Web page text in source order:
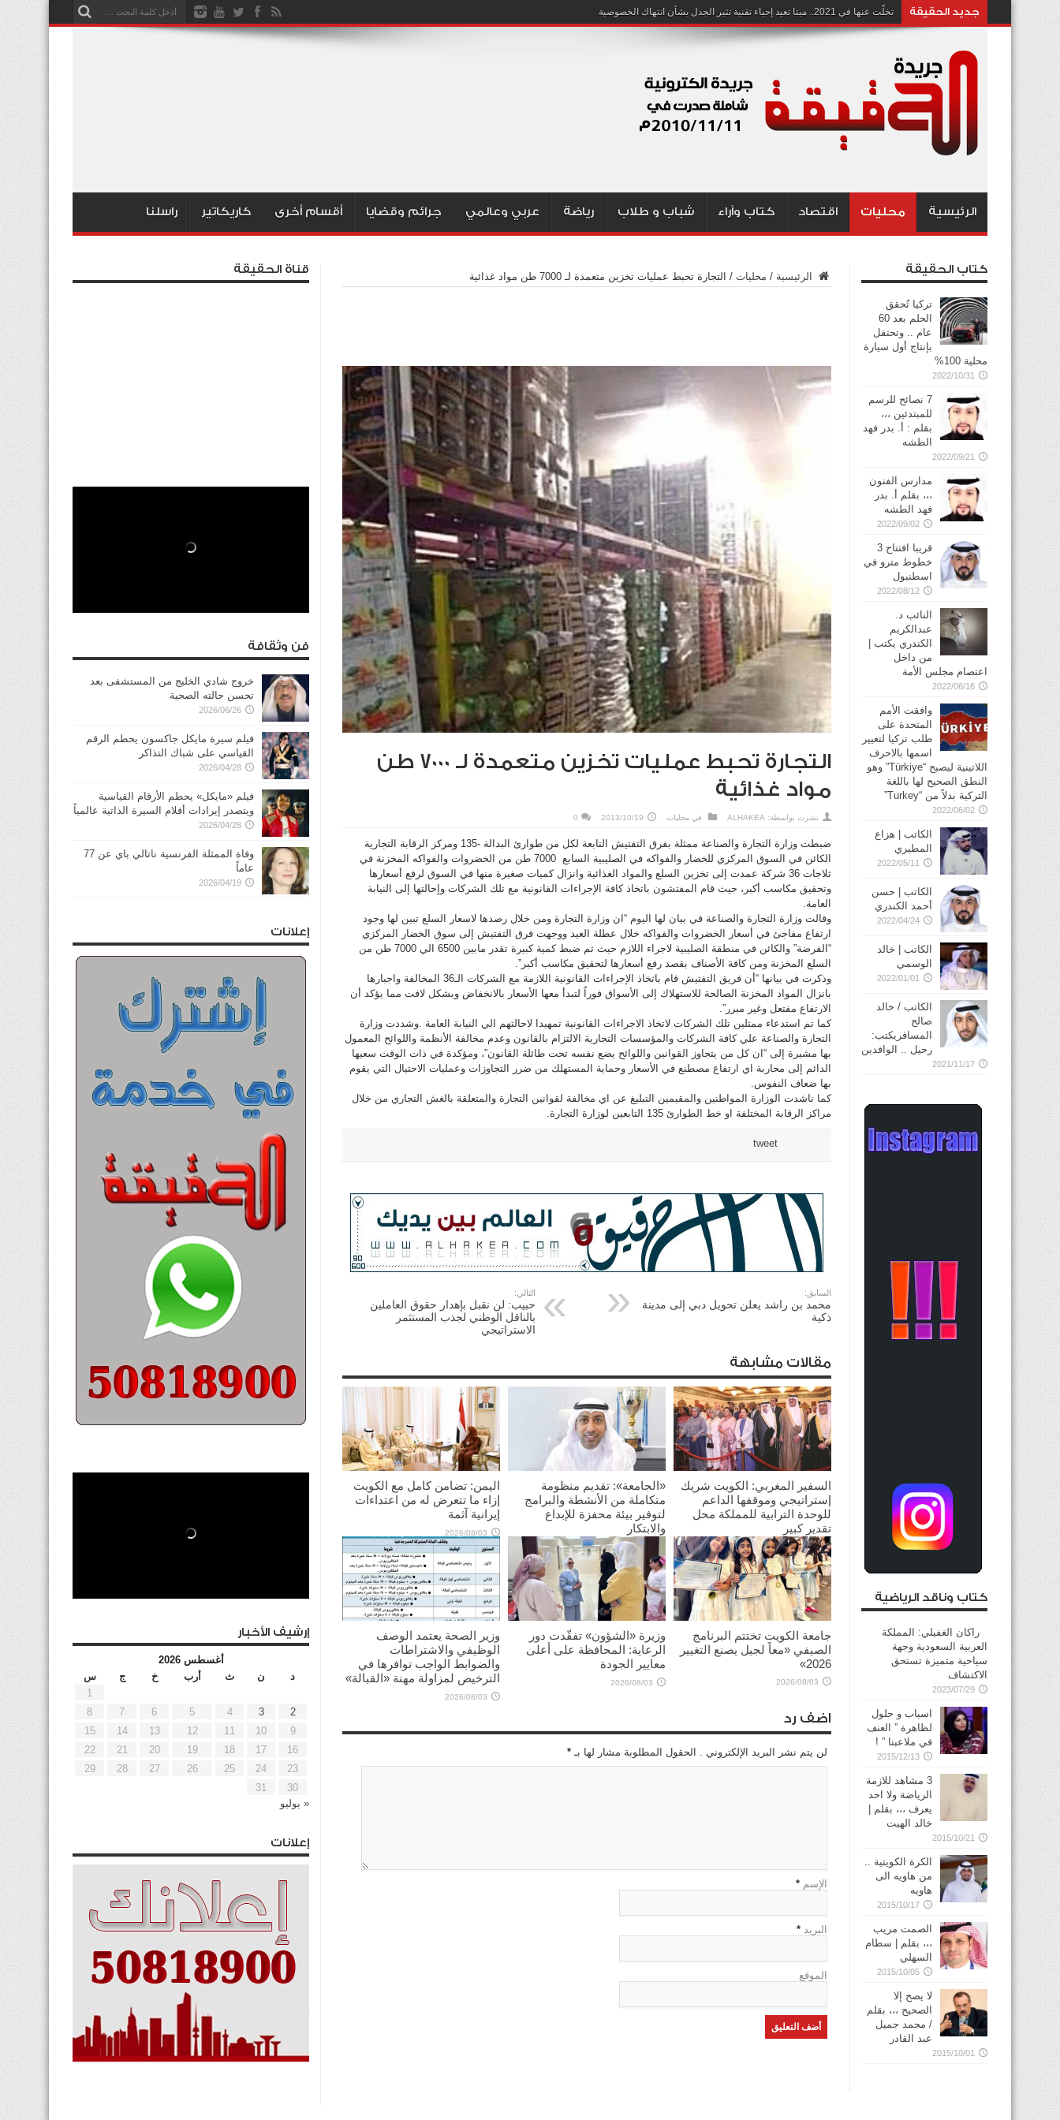
جديد الحقيقة تخلّت عنها في 2021.. ميتا تعيد إحياء تقنية تثير الجدل بشأن انتهاك الخصوصية
الرئيسية محليات اقتصاد كتاب وآراء شباب و طلاب رياضة عربي وعالمي جرائم وقضايا أقسام أخرى كاريكاتير راسلنا
الرئيسية / محليات / التجارة تحبط عمليات تخزين متعمدة لـ 7000 طن مواد غذائية
التجارة تحبط عمليات تخزين متعمدة لـ 7000 طن
مواد غذائية
نشرت بواسطة: ALHAKEA في محليات 2013/10/19
0
ضبطت وزارة التجارة والصناعة ممثلة بفرق التفتيش التابعة لكل من طوارئ البدالة -135 ومركز الرقابة التجارية
الكائن في السوق المركزي للخضار والفواكه في الصليبية السابع 7000 طن من الخضروات والفواكه المخزنة في
ثلاجات 36 شركة عمدت إلى تخزين السلع والمواد الغذائية وانزال كميات صغيرة منها في السوق لرفع أسعارها
وتحقيق مكاسب أكبر، حيث قام المفتشون باتخاذ كافة الإجراءات القانونية مع تلك الشركات وإحالتها إلى النيابة
العامة.
وقالت وزارة التجارة والصناعة في بيان لها اليوم “ان وزارة التجارة ومن خلال رصدها لاسعار السلع تبين لها وجود
ارتفاع مفاجئ في أسعار الخضروات والفواكه خلال عطلة العيد ووجهت فرق التفتيش إلى سوق الخضار المركزي
“الفرضة” والكائن في منطقة الصليبية لاجراء اللازم حيث تم ضبط كمية كبيرة تقدر مابين 6500 الي 7000 طن من
السلع المخزنة ومن كافة الأصناف بقصد رفع أسعارها لتحقيق مكاسب أكبر”.
وذكرت في بيانها “أن فريق التفتيش قام باتخاذ الإجراءات القانونية اللازمة مع الشركات الـ36 المخالفة واجبارها
بانزال المواد المخزنة الصالحة للاستهلاك إلى الأسواق فوراً لتبدأ معها الأسعار بالانخفاض وبشكل لافت مما يؤكد أن
الارتفاع مفتعل وغير مبرر”.
كما تم استدعاء ممثلين تلك الشركات لاتخاذ الاجراءات القانونية تمهيدا لاحالتهم الي النيابة العامة .وشددت وزارة
التجارة والصناعة علي كافة الشركات والمؤسسات التجارية الالتزام بالقانون وعدم مخالفة الأنظمة واللوائح المعمول
بها مشيرة إلى “ان كل من يتجاوز القوانين واللوائح يضع نفسه تحت طائلة القانون”، ومؤكدة في ذات الوقت سعيها
الدائم إلى محاربة اي ارتفاع مصطنع في الأسعار وحماية المستهلك من ضرر التجاوزات وعمليات الاحتيال التي يقوم
بها ضعاف النفوس.
كما ناشدت الوزارة المواطنين والمقيمين التبليغ عن اي مخالفة لقوانين التجارة والمتعلقة بالغش التجاري من خلال
مراكز الرقابة المختلفة او خط الطوارئ 135 التابعين لوزارة التجارة.
tweet
السابق:
محمد بن راشد يعلن تحويل دبي إلى مدينة
ذكية
التالي:
حبيب: لن نقبل بإهدار حقوق العاملين
بالناقل الوطني لجذب المستثمر
الاستراتيجي
مقالات مشابهة
السفير المغربي: الكويت شريك
إستراتيجي وموقفها الداعم
للوحدة الترابية للمملكة محل
تقدير كبير
2026/08/03
«الجامعة»: تقديم منظومة
متكاملة من الأنشطة والبرامج
لتوفير بيئة محفزة للإبداع
والابتكار
2026/08/03
اليمن: تضامن كامل مع الكويت
إزاء ما تتعرض له من اعتداءات
إيرانية آثمة
2026/08/03
جامعة الكويت تختتم البرنامج
الصيفي «معاً لجيل يصنع التغيير
2026»
2026/08/03
وزيرة «الشؤون» تفقّدت دور
الرعاية: المحافظة على أعلى
معايير الجودة
2026/08/03
وزير الصحة يعتمد الوصف
الوظيفي والاشتراطات
والضوابط الواجب توافرها في
الترخيص لمزاولة مهنة «القبالة»
2026/08/03
اضف رد
لن يتم نشر البريد الإلكتروني . الحقول المطلوبة مشار لها بـ *
الإسم *
البريد *
الموقع
كتاب الحقيقة
تركيا تُحقق
الحلم بعد 60
عام .. وتحتفل
بإنتاج أول سيارة
محلية 100%
2022/10/31
7 نصائح للرسم
للمبتدئين ،،،
بقلم : أ. بدر فهد
الطشه
2022/09/21
مدارس الفنون
،،، بقلم أ. بدر
فهد الطشه
2022/09/02
قريبا افتتاح 3
خطوط مترو في
2022/08/12
النائب د.
عبدالكريم
الكندري يكتب |
من داخل
اعتصام مجلس الأمة
2022/06/16
وافقت الأمم
المتحدة على
طلب تركيا لتغيير
اسمها بالاحرف
اللاتينية ليصبح “Türkiye” وهو
النطق الصحيح لها باللغة
التركية بدلاً من “Turkey”
2022/06/02
الكاتب | هزاع
المطيري
2022/05/11
الكاتب | حسن
أحمد الكندري
2022/04/24
الكاتب | خالد
الوسمي
2022/01/01
الكاتب / خالد
صالح
المسافريكتب:
رحيل .. الوافدين
2021/11/17
كتاب وناقد الرياضية
راكان الغفيلي: المملكة
العربية السعودية وجهة
سياحية متميزة تستحق
الاكتشاف
2023/07/29
اسباب و حلول
لظاهرة ” العنف
في ملاعبنا ” !
2015/12/13
3 مشاهد للازمة
الرياضة ولا احد
يعرف ،،، بقلم |
خالد الهيت
2015/10/21
الكرة الكويتية ..
من هاويه الى
هاويه
2015/10/17
الصمت مريب
،،، بقلم | سطام
السهلي
2015/10/05
لا يصح إلا
الصحيح ،،، بقلم
/ محمد جميل
عبد القادر
2015/10/01
قناة الحقيقة
فن وثقافة
خروج شادي الخليج من المستشفى بعد
تحسن حالته الصحية
2026/06/26
فيلم سيرة مايكل جاكسون يحطم الرقم
القياسي على شباك التذاكر
2026/04/28
فيلم «مايكل» يحطم الأرقام القياسية
ويتصدر إيرادات أفلام السيرة الذاتية عالمياً
2026/04/28
وفاة الممثلة الفرنسية ناتالي باي عن 77
عاماً
2026/04/19
إعلانات
إرشيف الأخبار
أغسطس 2026
د
ن ث أرب خ ج
س
1
2
3
4
5
6
7
8
9
10
11
12
13
14
15
16
17
18
19
20
21
22
23
24
25
26
27
28
29
30
31
« يوليو
إعلانات